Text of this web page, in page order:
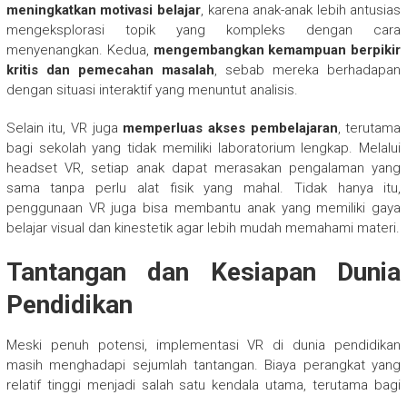
meningkatkan motivasi belajar, karena anak-anak lebih antusias
mengeksplorasi topik yang kompleks dengan cara
menyenangkan. Kedua, mengembangkan kemampuan berpikir
kritis dan pemecahan masalah, sebab mereka berhadapan
dengan situasi interaktif yang menuntut analisis.
Selain itu, VR juga memperluas akses pembelajaran, terutama
bagi sekolah yang tidak memiliki laboratorium lengkap. Melalui
headset VR, setiap anak dapat merasakan pengalaman yang
sama tanpa perlu alat fisik yang mahal. Tidak hanya itu,
penggunaan VR juga bisa membantu anak yang memiliki gaya
belajar visual dan kinestetik agar lebih mudah memahami materi.
Tantangan dan Kesiapan Dunia
Pendidikan
Meski penuh potensi, implementasi VR di dunia pendidikan
masih menghadapi sejumlah tantangan. Biaya perangkat yang
relatif tinggi menjadi salah satu kendala utama, terutama bagi